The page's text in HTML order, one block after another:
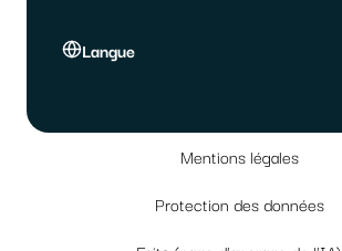
Langue
Mentions légales
Protection des données